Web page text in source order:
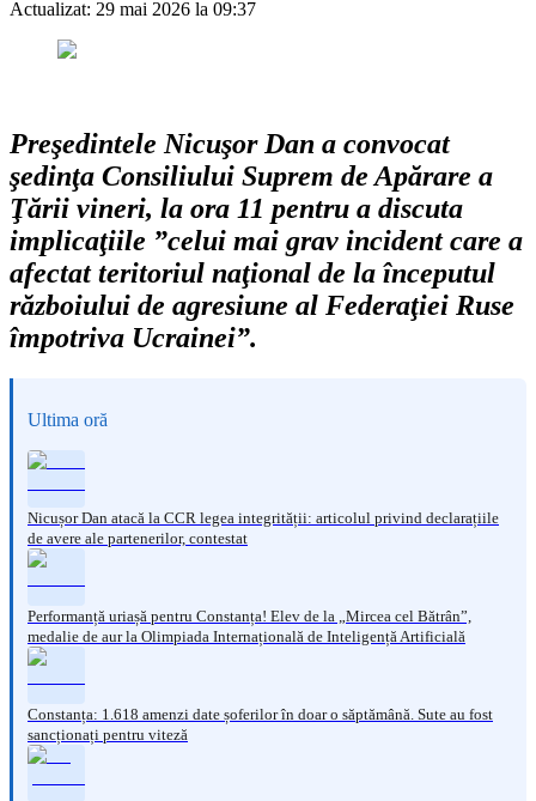
Actualizat: 29 mai 2026 la 09:37
Preşedintele Nicuşor Dan a convocat
şedinţa Consiliului Suprem de Apărare a
Ţării vineri, la ora 11 pentru a discuta
implicaţiile ”celui mai grav incident care a
afectat teritoriul naţional de la începutul
războiului de agresiune al Federaţiei Ruse
împotriva Ucrainei”.
Ultima oră
Nicușor Dan atacă la CCR legea integrității: articolul privind declarațiile
de avere ale partenerilor, contestat
Performanță uriașă pentru Constanța! Elev de la „Mircea cel Bătrân”,
medalie de aur la Olimpiada Internațională de Inteligență Artificială
Constanța: 1.618 amenzi date șoferilor în doar o săptămână. Sute au fost
sancționați pentru viteză